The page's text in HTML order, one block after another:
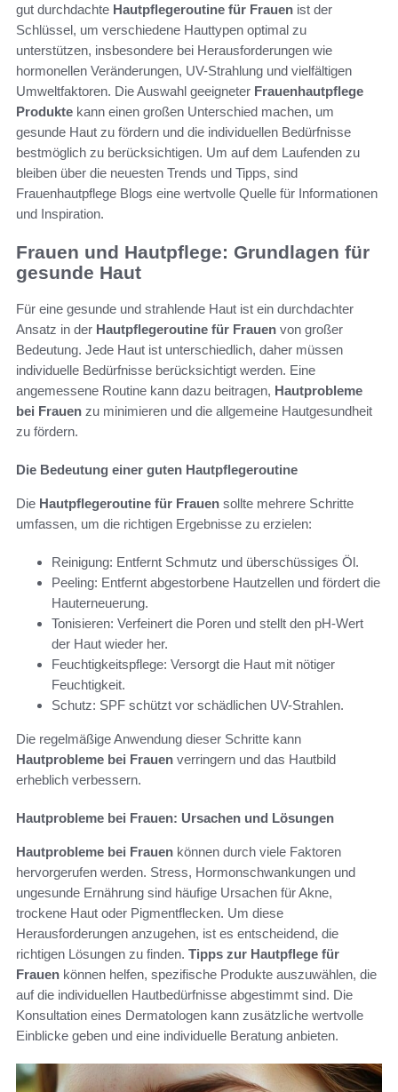
gut durchdachte Hautpflegeroutine für Frauen ist der
Schlüssel, um verschiedene Hauttypen optimal zu
unterstützen, insbesondere bei Herausforderungen wie
hormonellen Veränderungen, UV-Strahlung und vielfältigen
Umweltfaktoren. Die Auswahl geeigneter Frauenhautpflege
Produkte kann einen großen Unterschied machen, um
gesunde Haut zu fördern und die individuellen Bedürfnisse
bestmöglich zu berücksichtigen. Um auf dem Laufenden zu
bleiben über die neuesten Trends und Tipps, sind
Frauenhautpflege Blogs eine wertvolle Quelle für Informationen
und Inspiration.
Frauen und Hautpflege: Grundlagen für
gesunde Haut
Für eine gesunde und strahlende Haut ist ein durchdachter
Ansatz in der Hautpflegeroutine für Frauen von großer
Bedeutung. Jede Haut ist unterschiedlich, daher müssen
individuelle Bedürfnisse berücksichtigt werden. Eine
angemessene Routine kann dazu beitragen, Hautprobleme
bei Frauen zu minimieren und die allgemeine Hautgesundheit
zu fördern.
Die Bedeutung einer guten Hautpflegeroutine
Die Hautpflegeroutine für Frauen sollte mehrere Schritte
umfassen, um die richtigen Ergebnisse zu erzielen:
Reinigung: Entfernt Schmutz und überschüssiges Öl.
Peeling: Entfernt abgestorbene Hautzellen und fördert die
Hauterneuerung.
Tonisieren: Verfeinert die Poren und stellt den pH-Wert
der Haut wieder her.
Feuchtigkeitspflege: Versorgt die Haut mit nötiger
Feuchtigkeit.
Schutz: SPF schützt vor schädlichen UV-Strahlen.
Die regelmäßige Anwendung dieser Schritte kann
Hautprobleme bei Frauen verringern und das Hautbild
erheblich verbessern.
Hautprobleme bei Frauen: Ursachen und Lösungen
Hautprobleme bei Frauen können durch viele Faktoren
hervorgerufen werden. Stress, Hormonschwankungen und
ungesunde Ernährung sind häufige Ursachen für Akne,
trockene Haut oder Pigmentflecken. Um diese
Herausforderungen anzugehen, ist es entscheidend, die
richtigen Lösungen zu finden. Tipps zur Hautpflege für
Frauen können helfen, spezifische Produkte auszuwählen, die
auf die individuellen Hautbedürfnisse abgestimmt sind. Die
Konsultation eines Dermatologen kann zusätzliche wertvolle
Einblicke geben und eine individuelle Beratung anbieten.